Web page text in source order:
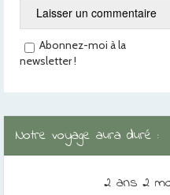
Abonnez-moi à la
newsletter !
Notre voyage aura duré :
2 ans 2